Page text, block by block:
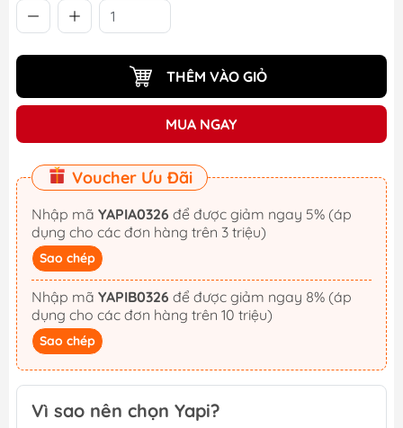
THÊM VÀO GIỎ
MUA NGAY
Voucher Ưu Đãi
Nhập mã YAPIA0326
dụng cho các đơn hàng trên 3 triệu)
Sao chép
Nhập mã YAPIB0326
dụng cho các đơn hàng trên 10 triệu)
Sao chép
Vì sao nên chọn Yapi?